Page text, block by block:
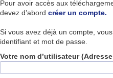
Pour avoir accès aux
devez d’abord créer un compte.
Si vous avez déjà un compte,
identifiant et mot de passe.
Votre nom d’utilisateur